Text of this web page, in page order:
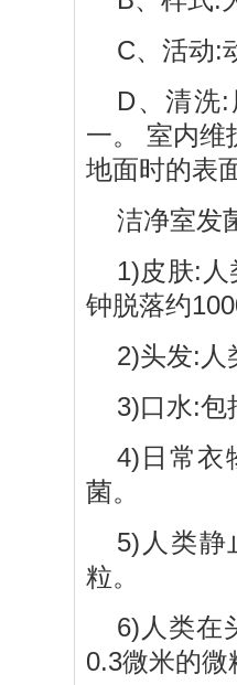
C、活动:
D、清洗
一。 室内维
地面时的表
洁净室发
1)皮肤:
钟脱落约
2)头发:人
3)口水:包
4)日常衣
菌。
5)人类静
粒。
6)人类在
0.3微米的微